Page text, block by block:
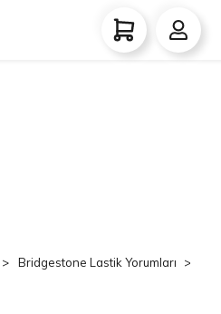
Bridgestone Lastik Yorumları